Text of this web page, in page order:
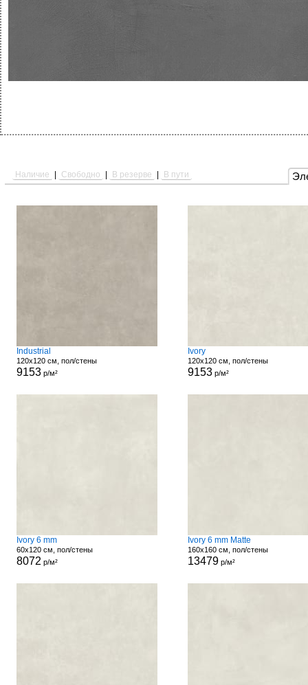
Наличие Свободно В резерве В пути
Industrial
120x120 см, пол/стены
9153р/м²
Ivory
120x120 см, пол/стены
9153р/м²
Ivory 6 mm
60x120 см, пол/стены
8072 р/м²
Ivory 6 mm Matte
160x160 см, пол/стены
13479р/м²